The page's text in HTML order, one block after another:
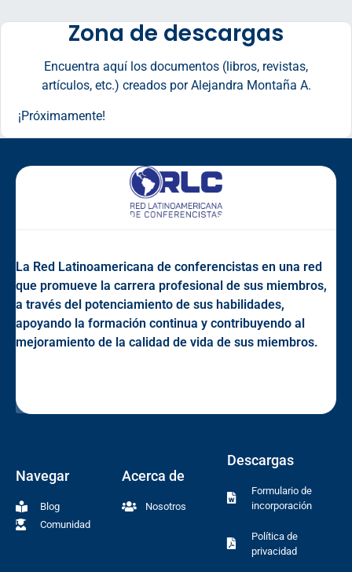
Zona de descargas
Encuentra aquí los documentos (libros, revistas,
artículos, etc.) creados por Alejandra Montaña A.
¡Próximamente!
La Red Latinoamericana de conferencistas en una red
que promueve la carrera profesional de sus miembros,
a través del potenciamiento de sus habilidades,
apoyando la formación continua y contribuyendo al
mejoramiento de la calidad de vida de sus miembros.
Navegar
Blog
Comunidad
Acerca de
Nosotros
Descargas
Formulario de
incorporación
Política de
privacidad